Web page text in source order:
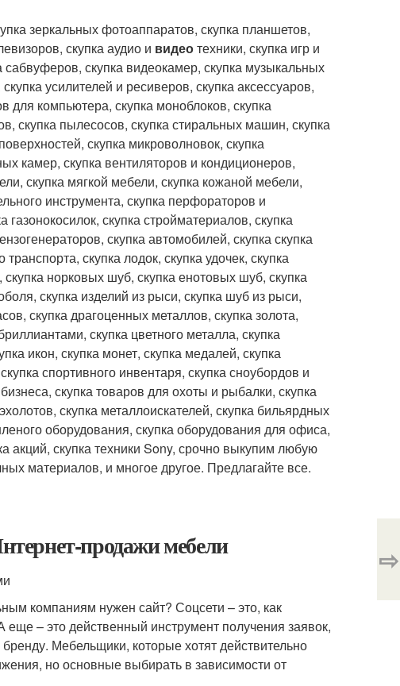
зеркальных фотоаппаратов, скупка планшетов,
скупка аудио и видеотехники, скупка игр и
сабвуферов, скупка видеокамер, скупка музыкальных
усилителей и ресиверов, скупка аксессуаров,
для компьютера, скупка моноблоков, скупка
скупка пылесосов, скупка стиральных машин, скупка
скупка микроволновок, скупка
камер, скупка вентиляторов и кондиционеров,
скупка мягкой мебели, скупка кожаной мебели,
инструмента, скупка перфораторов и
скупка стройматериалов, скупка
скупка автомобилей, скупка скупка
скупка лодок, скупка удочек, скупка
норковых шуб, скупка енотовых шуб, скупка
скупка изделий из рыси, скупка шуб из рыси,
скупка драгоценных металлов, скупка золота,
скупка цветного металла, скупка
икон, скупка монет, скупка медалей, скупка
спортивного инвентаря, скупка сноубордов и
скупка товаров для охоты и рыбалки, скупка
скупка металлоискателей, скупка бильярдных
оборудования, скупка оборудования для офиса,
акций, скупка техники Sony, срочно выкупим любую
материалов, и многое другое. Предлагайте все.
продажи мебели
компаниям нужен сайт? Соцсети – это, как
– это действенный инструмент получения заявок,
Мебельщики, которые хотят действительно
но основные выбирать в зависимости от
⇨